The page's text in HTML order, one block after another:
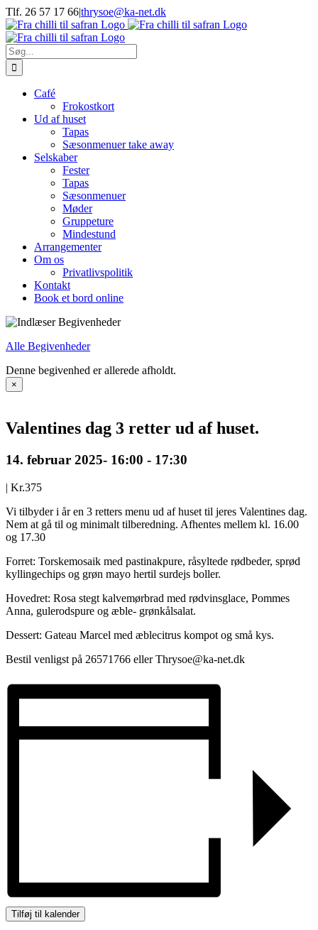
Skip
to
content
Tlf. 26 57 17 66|thrysoe@ka-net.dk
Facebook
Instagram
Søg
efter:
Café
Frokostkort
Ud af huset
Tapas
Sæsonmenuer take away
Selskaber
Fester
Tapas
Sæsonmenuer
Møder
Gruppeture
Mindestund
Arrangementer
Om os
Privatlivspolitik
Kontakt
Book et bord online
Alle Begivenheder
Denne begivenhed er allerede afholdt.
×
Valentines dag 3 retter ud af huset.
14. februar 2025- 16:00 - 17:30
| Kr.375
Vi tilbyder i år en 3 retters menu ud af huset til jeres Valentines dag.
Nem at gå til og minimalt tilberedning. Afhentes mellem kl. 16.00
og 17.30
Forret: Torskemosaik med pastinakpure, råsyltede rødbeder, sprød
kyllingechips og grøn mayo hertil surdejs boller.
Hovedret: Rosa stegt kalvemørbrad med rødvinsglace, Pommes
Anna, gulerodspure og æble- grønkålsalat.
Dessert: Gateau Marcel med æblecitrus kompot og små kys.
Bestil venligst på 26571766 eller Thrysoe@ka-net.dk
Tilføj til kalender